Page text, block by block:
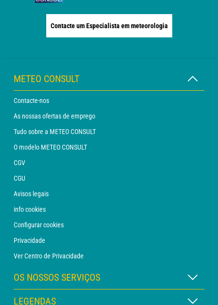
Contacte um Especialista em meteorologia
METEO CONSULT
Contacte-nos
As nossas ofertas de emprego
Tudo sobre a METEO CONSULT
O modelo METEO CONSULT
CGV
CGU
Avisos legais
info cookies
Configurar cookies
Privacidade
Ver Centro de Privacidade
OS NOSSOS SERVIÇOS
Assinatura METEO Xpert
LEGENDAS